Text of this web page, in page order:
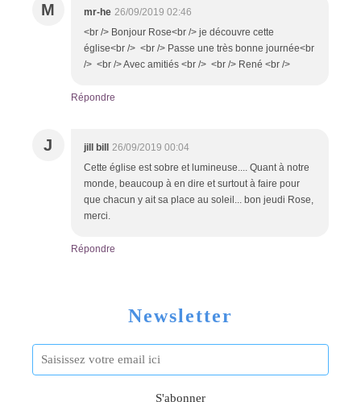
M mr-he 26/09/2019 02:46
<br /> Bonjour Rose<br /> je découvre cette
église<br /> <br /> Passe une très bonne journée<br
/> <br /> Avec amitiés <br /> <br /> René <br />
Répondre
J jill bill
26/09/2019 00:04
Cette église est sobre et lumineuse.... Quant à notre
monde, beaucoup à en dire et surtout à faire pour
que chacun y ait sa place au soleil... bon jeudi Rose,
merci.
Répondre
Newsletter